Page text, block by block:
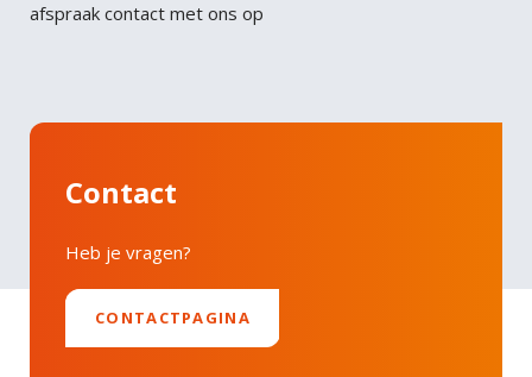
afspraak contact met ons op
Contact
Heb je vragen?
CONTACTPAGINA